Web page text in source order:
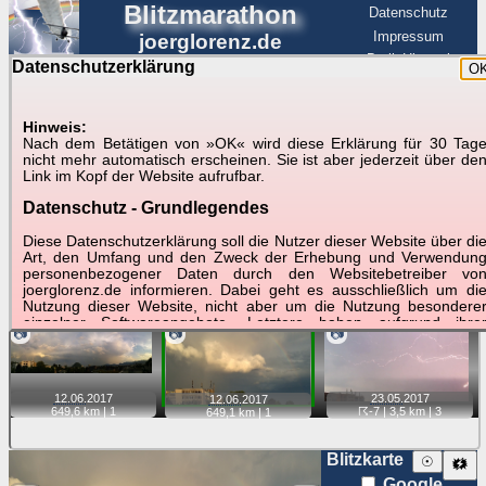
Datenschutzerklärung
Hinweis:
Nach dem Betätigen von »OK« wird diese Erklärung für 30 Tage
nicht mehr automatisch erscheinen. Sie ist aber jederzeit über den
Link im Kopf der Website aufrufbar.
Datenschutz - Grundlegendes
Diese Datenschutzerklärung soll die Nutzer dieser Website über die
Art, den Umfang und den Zweck der Erhebung und Verwendung
personenbezogener Daten durch den Websitebetreiber von
joerglorenz.de informieren. Dabei geht es ausschließlich um die
Nutzung dieser Website, nicht aber um die Nutzung besonderer
einzelner Softwareangebote. Letztere haben aufgrund ihrer
Funktionen Besonderheiten, so dass verschiedene Daten
gespeichert werden müssen, die für das Funktionieren erforderlich
sind. Hier ist es wichtig, dass Sie selbst zum Testen dieser
Funktionen möglichst erfundene Daten verwenden. Ansonsten wird
auf die spezifischen Besonderheiten beim jeweiligen Angebot
gesondert hingewiesen.
Generell gilt: Wenn Sie ein Angebot bei den Add-Ins nutzen, bei
dem Daten übertragen werden, werden diese Daten auf dem
Blitzmarathon
joerglorenz.de
Datenschutz
Impressum
BerlinHimmel
Blitzmarathon
Gewitter über Berlin:
Jahr 2017
Tipp:Auf der Karte beim Einzelfoto können
Sie auf ihre Position tippen und sehen, wie
weit die gewählte Position zu den Blitzen auf dem Foto bzw.
im Video entfernt ist. Quelle der Blitzdaten:
kachelmannwetter. Doppelklick auf Thumb zum Anzeigen.
📷
12.06. 2017
649,6 km |1
📷
12.06. 2017
649,1 km |1
📷
23.05. 2017
☈-7| 3,5 km |3
Blitzkarte 🗱
☉